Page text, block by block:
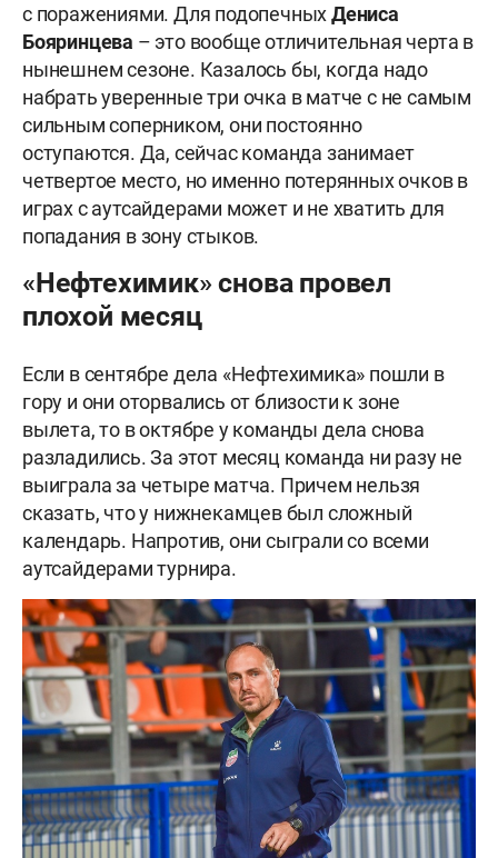
с поражениями. Для подопечныхДениса
Бояринцева – это вообще отличительная черта в
нынешнем сезоне. Казалось бы, когда надо
набрать уверенные три очка в матче с не самым
сильным соперником, они постоянно
оступаются. Да, сейчас команда занимает
четвертое место, но именно потерянных очков в
играх с аутсайдерами может и не хватить для
попадания в зону стыков.
«Нефтехимик» снова провел
плохой месяц
Если в сентябре дела «Нефтехимика» пошли в
гору и они оторвались от близости к зоне
вылета, то в октябре у команды дела снова
разладились. За этот месяц команда ни разу не
выиграла за четыре матча. Причем нельзя
сказать, что у нижнекамцев был сложный
календарь. Напротив, они сыграли со всеми
аутсайдерами турнира.